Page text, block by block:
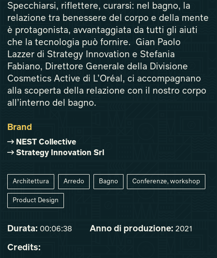
Specchiarsi, riflettere, curarsi: nel bagno, la
relazione tra benessere del corpo e della mente
è protagonista, avvantaggiata da tutti gli aiuti
che la tecnologia può fornire. Gian Paolo
Lazzer di Strategy Innovation e Stefania
Fabiano, Direttore Generale della Divisione
Cosmetics Active di L’Oréal, ci accompagnano
alla scoperta della relazione con il nostro corpo
all’interno del bagno.
Brand
NEST Collective
Strategy Innovation Srl
Architettura Arredo Bagno Conferenze, workshop
Product Design
Durata: 00:06:38 Anno di produzione: 2021
Credits: